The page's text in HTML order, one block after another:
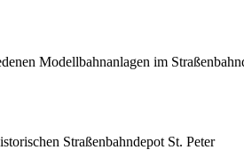
Modellbahnanlagen im
Straßenbahndepot St. Peter